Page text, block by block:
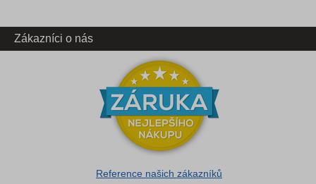
Zákazníci o nás
Reference našich zákazníků